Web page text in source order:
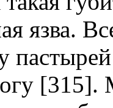
язва.